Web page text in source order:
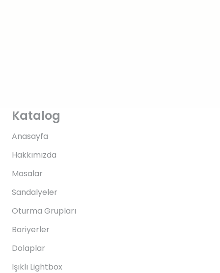
Katalog
Anasayfa
Hakkımızda
Masalar
Sandalyeler
Oturma Grupları
Bariyerler
Dolaplar
Işıklı Lightbox